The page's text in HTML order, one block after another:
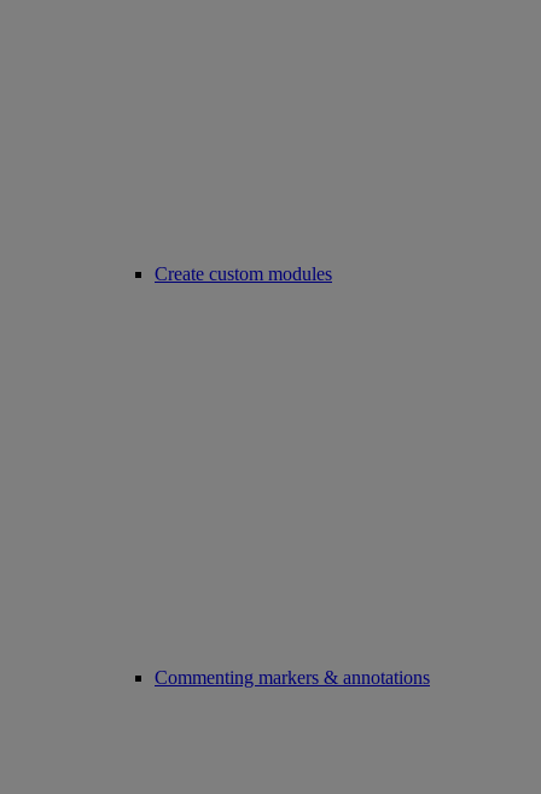
Create custom modules
Commenting markers & annotations